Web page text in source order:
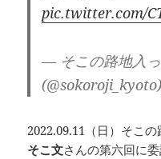
pic.twitter.com/
— そこの路地入っ
2022.09.11（日）そこ
そこ文さんの第六回に